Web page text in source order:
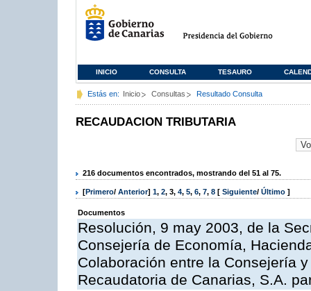
INICIO CONSULTA TESAURO
Estás en: Inicio Consultas Resultado Consulta
RECAUDACION TRIBUTARIA
216 documentos encontrados, mostrando del 51 al 75.
[Primero/ Anterior] 1, 2, 3, 4, 5, 6, 7, 8 [ Siguiente/ Último ]
Documentos
Resolución, 9 may 2003, de la
Consejería de Economía,
Colaboración entre la Consejería
Recaudatoria de Canarias, S.A.